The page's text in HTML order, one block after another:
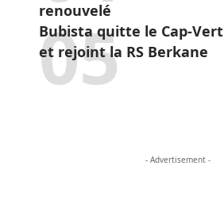
renouvelé
Bubista quitte le Cap-Vert
et rejoint la RS Berkane
- Advertisement -